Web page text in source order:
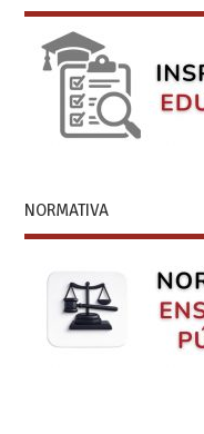
NORMATIVA